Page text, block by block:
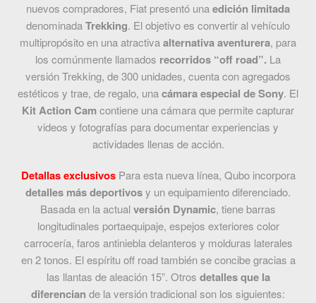
nuevos compradores, Fiat presentó unaedición limitada
denominadaTrekking. El objetivo es convertir al vehículo
multipropósito en una atractivaalternativa aventurera, para
los comúnmente llamados recorridos “off road”. La
versión Trekking, de 300 unidades, cuenta con agregados
estéticos y trae, de regalo, unacámara especial de Sony. El
Kit Action Camcontiene una cámara que permite capturar
videos y fotografías para documentar experiencias y
actividades llenas de acción.
Detallas exclusivos Para esta nueva línea, Qubo incorpora
detalles más deportivosy un equipamiento diferenciado.
Basada en la actualversión Dynamic, tiene barras
longitudinales portaequipaje, espejos exteriores color
carrocería, faros antiniebla delanteros y molduras laterales
en 2 tonos. El espíritu off road también se concibe gracias a
las llantas de aleación 15”. Otros detalles que la
diferencian de la versión tradicional son los siguientes: